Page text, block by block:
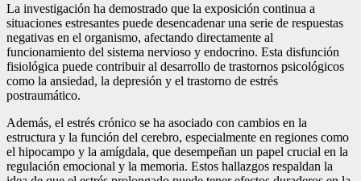
La investigación ha demostrado que la exposición continua a
situaciones estresantes puede desencadenar una serie de respuestas
negativas en el organismo, afectando directamente al
funcionamiento del sistema nervioso y endocrino. Esta disfunción
fisiológica puede contribuir al desarrollo de trastornos psicológicos
como la ansiedad, la depresión y el trastorno de estrés
postraumático.
Además, el estrés crónico se ha asociado con cambios en la
estructura y la función del cerebro, especialmente en regiones como
el hipocampo y la amígdala, que desempeñan un papel crucial en la
regulación emocional y la memoria. Estos hallazgos respaldan la